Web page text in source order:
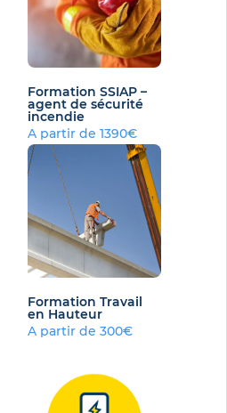
Formation SSIAP –
agent de sécurité
incendie
A partir de 1390€
Formation Travail
en Hauteur
A partir de 300€